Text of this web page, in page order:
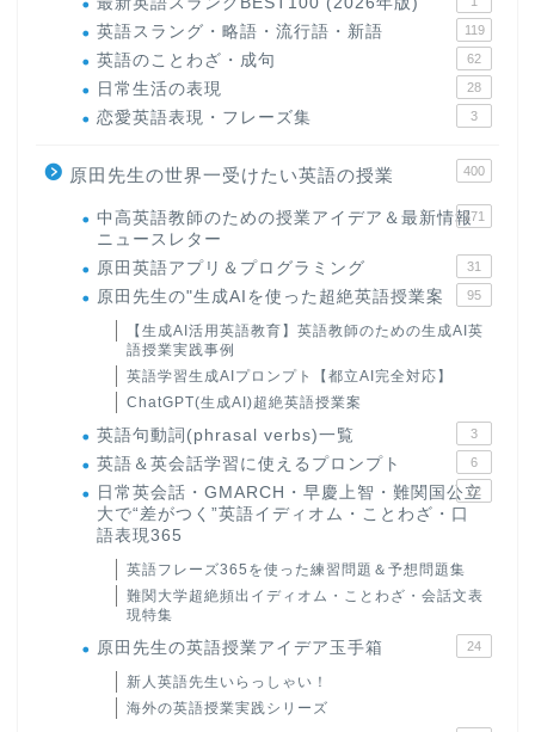
英語スラング・略語・流行語・新語 119
英語のことわざ・成句 62
日常生活の表現 28
恋愛英語表現・フレーズ集 3
原田先生の世界一受けたい英語の授業 400
中高英語教師のための授業アイデア＆最新情報
ニュースレター
171
原田英語アプリ＆プログラミング 31
原田先生の"生成AIを使った超絶英語授業案 95
【生成AI活用英語教育】英語教師のための生成AI英
語授業実践事例
英語学習生成AIプロンプト【都立AI完全対応】
ChatGPT(生成AI)超絶英語授業案
英語句動詞(phrasal verbs)一覧 3
英語＆英会話学習に使えるプロンプト 6
日常英会話・GMARCH・早慶上智・難関国公立
大で“差がつく”英語イディオム・ことわざ・口
語表現365
22
英語フレーズ365を使った練習問題＆予想問題集
難関大学超絶頻出イディオム・ことわざ・会話文表
現特集
原田先生の英語授業アイデア玉手箱 24
新人英語先生いらっしゃい！
海外の英語授業実践シリーズ